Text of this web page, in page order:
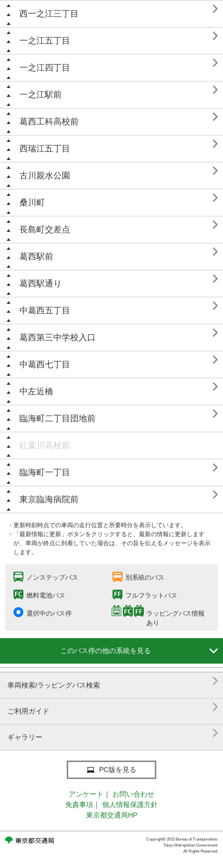
西一之江三丁目 
一之江五丁目 
一之江四丁目 
一之江駅前 
葛西工科高校前 
西瑞江五丁目 
古川親水公園 
桑川町 
長島町交差点 
葛西駅前 
葛西駅通り 
中葛西五丁目 
葛西第三中学校入口 
中葛西七丁目 
中左近橋 
臨海町二丁目団地前 
紅葉川高校前
臨海町一丁目 
東京臨海病院前 
・更新時刻時点での車両の走行位置と所要時分を表示しています。
・「最新情報に更新」ボタンをクリックすると、最新の情報に更新します
が、車両が終点に到着していた場合は、その旨を伝えるメッセージを表示
します。
ノンステップバス 別系統のバス
燃料電池バス フルフラットバス
選択中のバス停
ラッピングバス情報
あり
このバス停の他の系統を見る 
車両検索/ラッピングバス検索 
ご利用ガイド 
ギャラリー 
PC版を見る
アンケート ｜
お問い合わせ
免責事項 ｜
個人情報保護方針
東京都交通局HP
Copyright© 2015 Bureau of Transportation.
Tokyo Metropolitan Government.
All Rights Reserved.